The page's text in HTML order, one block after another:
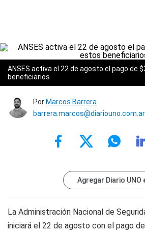
ANSES activa el 22 de agosto el pago de
beneficiarios
Por Marcos Barrera
barrera.marcos@diariouno.com.ar
Agregar Diario UNO
La Administración Nacional de
iniciará el 22 de agosto con el pago